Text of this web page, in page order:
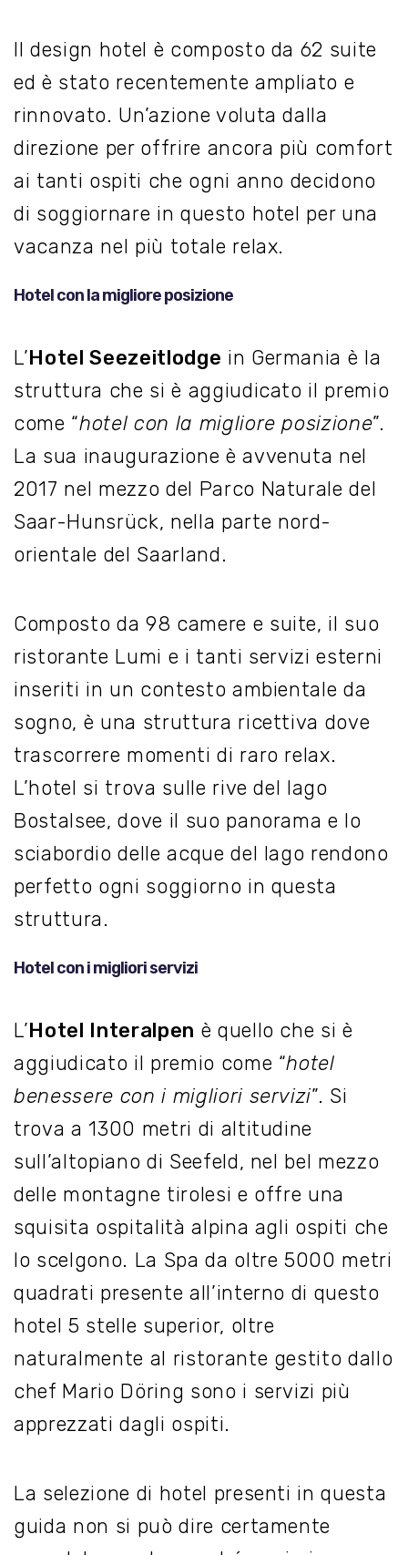
Il design hotel è composto da 62 suite
ed è stato recentemente ampliato e
rinnovato. Un’azione voluta dalla
direzione per offrire ancora più comfort
ai tanti ospiti che ogni anno decidono
di soggiornare in questo hotel per una
vacanza nel più totale relax.
Hotel con la migliore posizione
L’Hotel Seezeitlodge in Germania è la
struttura che si è aggiudicato il premio
come “hotel con la migliore posizione”.
La sua inaugurazione è avvenuta nel
2017 nel mezzo del Parco Naturale del
Saar-Hunsrück, nella parte nord-
orientale del Saarland.
Composto da 98 camere e suite, il suo
ristorante Lumi e i tanti servizi esterni
inseriti in un contesto ambientale da
sogno, è una struttura ricettiva dove
trascorrere momenti di raro relax.
L’hotel si trova sulle rive del lago
Bostalsee, dove il suo panorama e lo
sciabordio delle acque del lago rendono
perfetto ogni soggiorno in questa
struttura.
Hotel con i migliori servizi
L’Hotel Interalpen è quello che si è
aggiudicato il premio come “hotel
benessere con i migliori servizi”. Si
trova a 1300 metri di altitudine
sull’altopiano di Seefeld, nel bel mezzo
delle montagne tirolesi e offre una
squisita ospitalità alpina agli ospiti che
lo scelgono. La Spa da oltre 5000 metri
quadrati presente all’interno di questo
hotel 5 stelle superior, oltre
naturalmente al ristorante gestito dallo
chef Mario Döring sono i servizi più
apprezzati dagli ospiti.
La selezione di hotel presenti in questa
guida non si può dire certamente